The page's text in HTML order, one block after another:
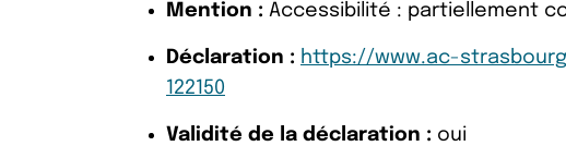
Mention : Accessibilité : partiellement
Déclaration : https://www.ac-
122150
Validité de la déclaration : oui